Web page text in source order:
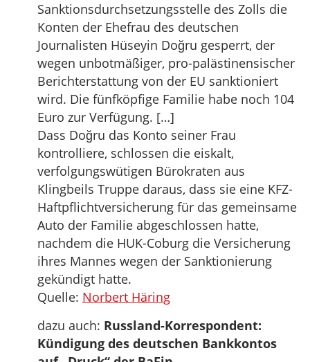
Sanktionsdurchsetzungsstelle des Zolls die
Konten der Ehefrau des deutschen
Journalisten Hüseyin Doğru gesperrt, der
wegen unbotmäßiger, pro-palästinensischer
Berichterstattung von der EU sanktioniert
wird. Die fünfköpfige Familie habe noch 104
Euro zur Verfügung. […]
Dass Doğru das Konto seiner Frau
kontrolliere, schlossen die eiskalt,
verfolgungswütigen Bürokraten aus
Klingbeils Truppe daraus, dass sie eine KFZ-
Haftpflichtversicherung für das gemeinsame
Auto der Familie abgeschlossen hatte,
nachdem die HUK-Coburg die Versicherung
ihres Mannes wegen der Sanktionierung
gekündigt hatte.
Quelle: Norbert Häring
dazu auch: Russland-Korrespondent:
Kündigung des deutschen Bankkontos